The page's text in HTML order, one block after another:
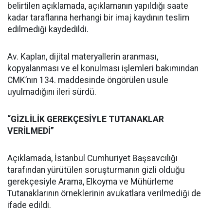
belirtilen açıklamada, açıklamanın yapıldığı saate
kadar taraflarına herhangi bir imaj kaydının teslim
edilmediği kaydedildi.
Av. Kaplan, dijital materyallerin aranması,
kopyalanması ve el konulması işlemleri bakımından
CMK’nın 134. maddesinde öngörülen usule
uyulmadığını ileri sürdü.
“GİZLİLİK GEREKÇESİYLE TUTANAKLAR
VERİLMEDİ”
Açıklamada, İstanbul Cumhuriyet Başsavcılığı
tarafından yürütülen soruşturmanın gizli olduğu
gerekçesiyle Arama, Elkoyma ve Mühürleme
Tutanaklarının örneklerinin avukatlara verilmediği de
ifade edildi.